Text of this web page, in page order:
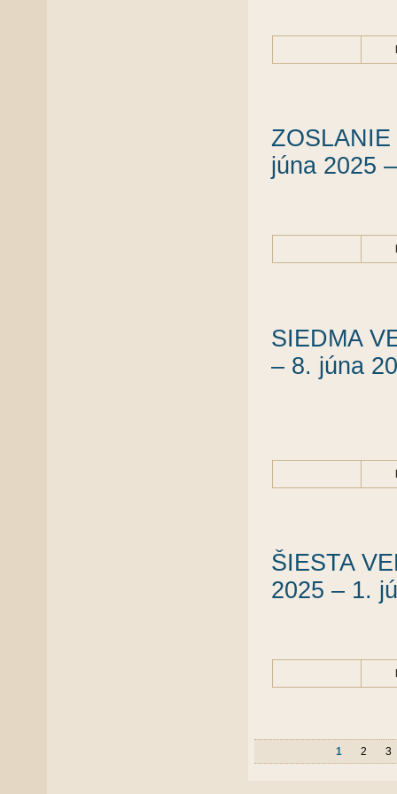
júna 2025
SIEDMA
– 8. júna
ŠIESTA
2025 – 1.
1 2 3